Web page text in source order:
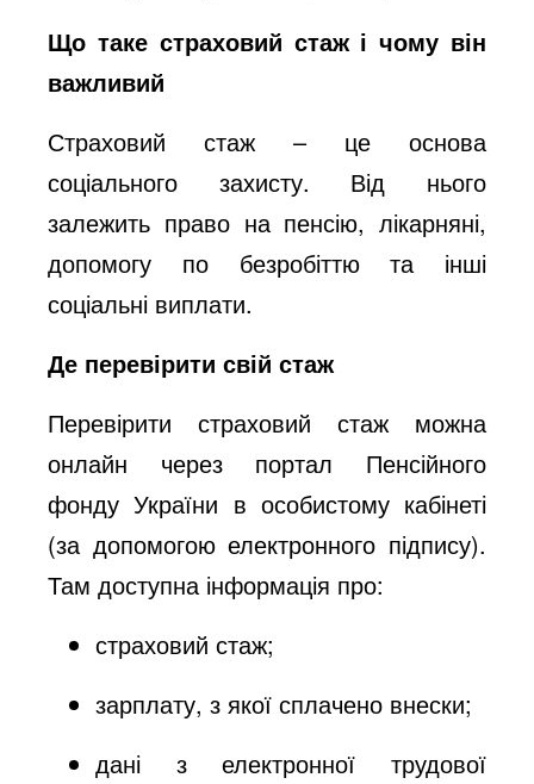
Що таке страховий стаж і чому він
важливий
Страховий стаж – це основа
соціального захисту. Від нього
залежить право на пенсію, лікарняні,
допомогу по безробіттю та інші
соціальні виплати.
Де перевірити свій стаж
Перевірити страховий стаж можна
онлайн через портал Пенсійного
фонду України в особистому кабінеті
(за допомогою електронного підпису).
Там доступна інформація про:
страховий стаж;
зарплату, з якої сплачено внески;
дані з електронної трудової